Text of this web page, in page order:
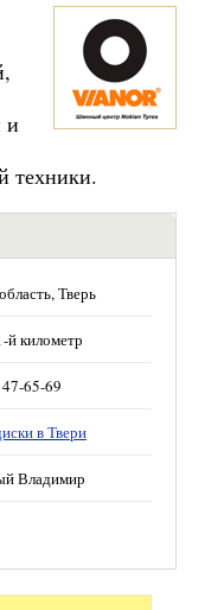
и
техники.
Тверь
километр
65-69
в Твери
Владимир